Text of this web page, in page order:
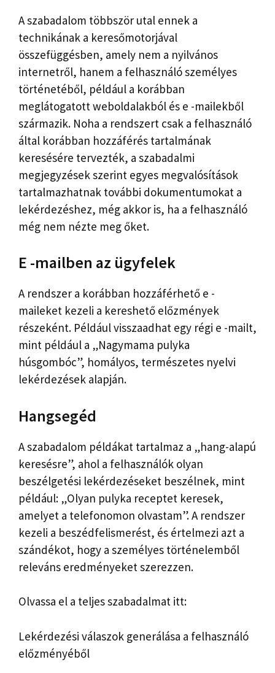
A szabadalom többször utal ennek a
technikának a keresőmotorjával
összefüggésben, amely nem a nyilvános
internetről, hanem a felhasználó személyes
történetéből, például a korábban
meglátogatott weboldalakból és e -mailekből
származik. Noha a rendszert csak a felhasználó
által korábban hozzáférés tartalmának
keresésére tervezték, a szabadalmi
megjegyzések szerint egyes megvalósítások
tartalmazhatnak további dokumentumokat a
lekérdezéshez, még akkor is, ha a felhasználó
még nem nézte meg őket.
E -mailben az ügyfelek
A rendszer a korábban hozzáférhető e -
maileket kezeli a kereshető előzmények
részeként. Például visszaadhat egy régi e -mailt,
mint például a „Nagymama pulyka
húsgombóc”, homályos, természetes nyelvi
lekérdezések alapján.
Hangsegéd
A szabadalom példákat tartalmaz a „hang-alapú
keresésre”, ahol a felhasználók olyan
beszélgetési lekérdezéseket beszélnek, mint
például: „Olyan pulyka receptet keresek,
amelyet a telefonomon olvastam”. A rendszer
kezeli a beszédfelismerést, és értelmezi azt a
szándékot, hogy a személyes történelemből
releváns eredményeket szerezzen.
Olvassa el a teljes szabadalmat itt:
Lekérdezési válaszok generálása a felhasználó
előzményéből